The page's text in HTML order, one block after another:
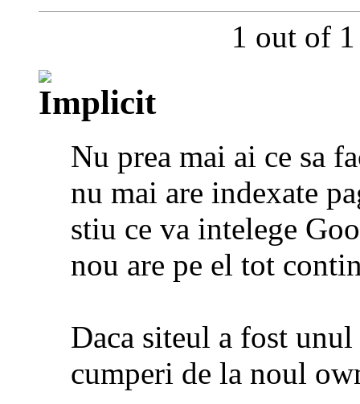
1 out of
Nu prea mai ai ce sa
nu mai are indexate
stiu ce va intelege
nou are pe el tot
Daca siteul a fost
cumperi de la noul